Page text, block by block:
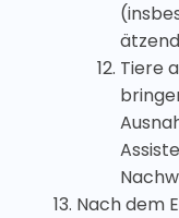
Tiere
Nach dem